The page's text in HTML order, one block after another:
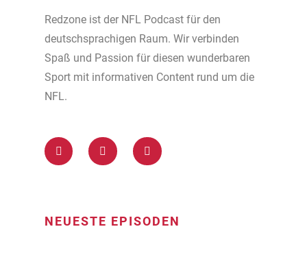
Redzone ist der NFL Podcast für den
deutschsprachigen Raum. Wir verbinden
Spaß und Passion für diesen wunderbaren
Sport mit informativen Content rund um die
NFL.
NEUESTE EPISODEN